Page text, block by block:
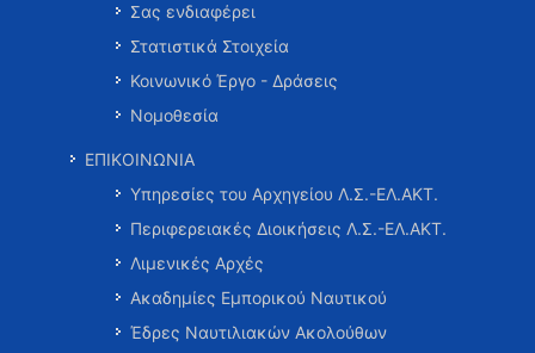
Σας ενδιαφέρει
Στατιστικά Στοιχεία
Κοινωνικό Έργο - Δράσεις
Νομοθεσία
ΕΠΙΚΟΙΝΩΝΙΑ
Υπηρεσίες του Αρχηγείου Λ.Σ.-ΕΛ.ΑΚΤ.
Περιφερειακές Διοικήσεις Λ.Σ.-ΕΛ.ΑΚΤ.
Λιμενικές Αρχές
Ακαδημίες Εμπορικού Ναυτικού
Έδρες Ναυτιλιακών Ακολούθων